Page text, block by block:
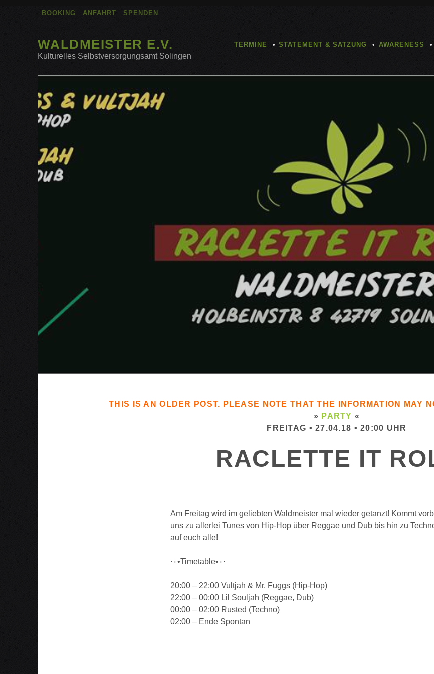
BOOKING ANFAHRT SPENDEN
WALDMEISTER E.V.
Kulturelles Selbstversorgungsamt Solingen
TERMINE STATEMENT & SATZUNG AWARENESS
THIS IS AN OLDER POST. PLEASE NOTE THAT THE INFORMATION MAY
» PARTY «
FREITAG • 27.04.18 • 20:00 UHR
RACLETTE IT
Am Freitag wird im geliebten Waldmeister mal wieder getanzt! Kommt
uns zu allerlei Tunes von Hip-Hop über Reggae und Dub bis hin zu
auf euch alle!
·٠•Timetable•٠·
20:00 – 22:00 Vultjah & Mr. Fuggs (Hip-Hop)
22:00 – 00:00 Lil Souljah (Reggae, Dub)
00:00 – 02:00 Rusted (Techno)
02:00 – Ende Spontan